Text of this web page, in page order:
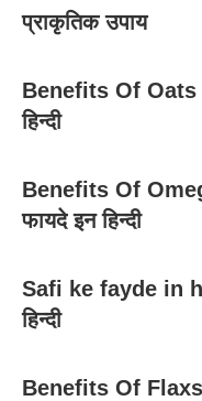
प्राकृतिक उपाय
Benefits Of
हिन्दी
Benefits Of
फायदे इन हिन्दी
Safi ke fayde in
हिन्दी
Benefits Of